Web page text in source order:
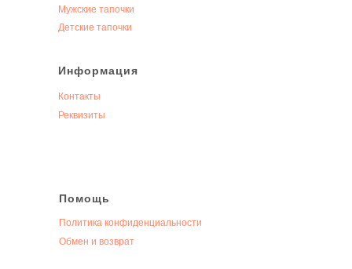
Мужские тапочки
Детские тапочки
Информация
Контакты
Реквизиты
Помощь
Политика конфиденциальности
Обмен и возврат